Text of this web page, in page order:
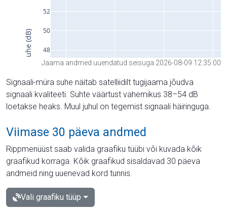
Jaama andmed uuendatud seisuga 2026-08-09 12:35:00
Signaali-müra suhe näitab satelliidilt tugijaama jõudva
signaali kvaliteeti. Suhte väärtust vahemikus 38–54 dB
loetakse heaks. Muul juhul on tegemist signaali häiringuga.
Viimase 30 päeva andmed
Rippmenüüst saab valida graafiku tüübi või kuvada kõik
graafikud korraga. Kõik graafikud sisaldavad 30 päeva
andmeid ning uuenevad kord tunnis.
Vali graafiku tüüp